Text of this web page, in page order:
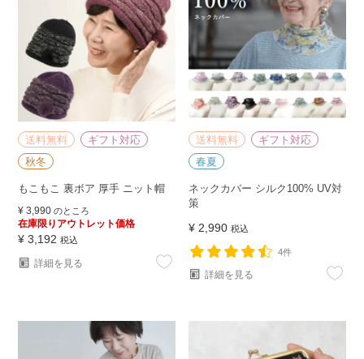
送料無料
ギフト対応
秋冬
もこもこ 裏ボア 厚手 ニット帽
¥ 3,990 のところ
在庫限りアウトレット価格
¥ 3,192 税込
詳細を見る
送料無料
ギフト対応
春夏
ネックカバー シルク100% UV対
策
¥ 2,990 税込
4件
詳細を見る